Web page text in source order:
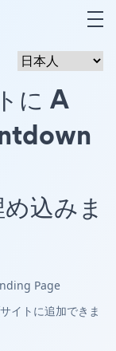
に A
込みま
Page
イトに追加できま